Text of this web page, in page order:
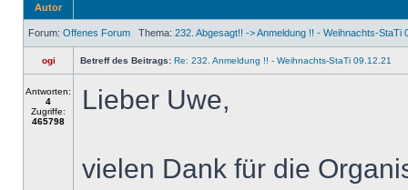
Autor
Forum: Offenes Forum Thema: 232. Abgesagt!! -> Anmeldung !! - Weihnachts-StaTi
ogi Betreff des Beitrags: Re: 232. Anmeldung !! - Weihnachts-StaTi 09.12.21
Antworten:
4
Zugriffe:
465798
Lieber Uwe,
vielen Dank für die